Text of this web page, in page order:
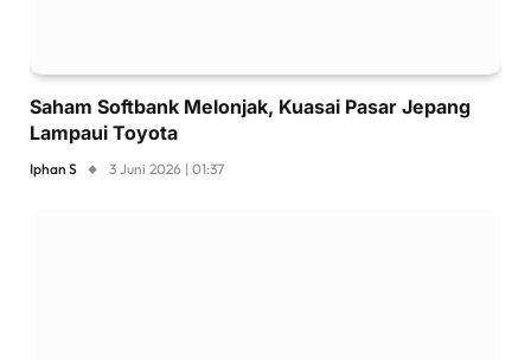
Saham Softbank Melonjak, Kuasai Pasar Jepang
Lampaui Toyota
Iphan S 3 Juni 2026 | 01:37